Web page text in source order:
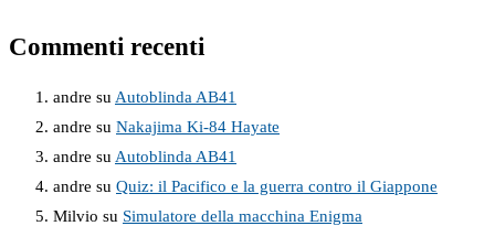
Commenti recenti
andre su Autoblinda AB41
andre su Nakajima Ki-84 Hayate
andre su Autoblinda AB41
andre su Quiz: il Pacifico e la guerra contro il Giappone
Milvio su Simulatore della macchina Enigma